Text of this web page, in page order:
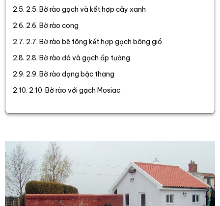
2.5. Bờ rào gạch và kết hợp cây xanh
2.6. Bờ rào cong
2.7. Bờ rào bê tông kết hợp gạch bông gió
2.8. Bờ rào đá và gạch ốp tường
2.9. Bờ rào dạng bậc thang
2.10. Bờ rào với gạch Mosiac